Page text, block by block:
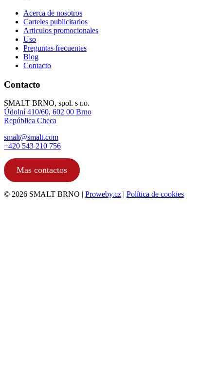
Acerca de nosotros
Carteles publicitarios
Articulos promocionales
Uso
Preguntas frecuentes
Blog
Contacto
Contacto
SMALT BRNO, spol. s r.o.
Údolní 410/60, 602 00 Brno
República Checa
smalt@smalt.com
+420 543 210 756
Mas contactos
© 2026 SMALT BRNO | Proweby.cz | Política de cookies